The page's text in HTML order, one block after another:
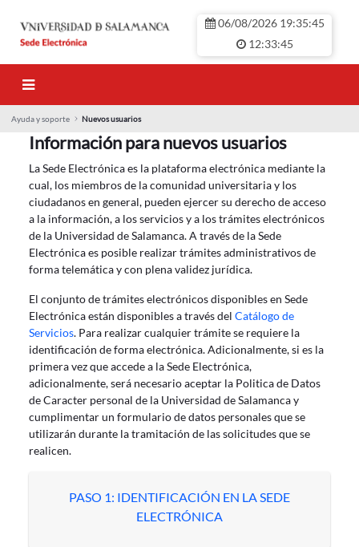
06/08/2026 19:35:45
12:33:45
Ayuda y soporte Nuevos usuarios
Nuevos usuarios
Información para nuevos usuarios
La Sede Electrónica es la plataforma electrónica mediante la
cual, los miembros de la comunidad universitaria y los
ciudadanos en general, pueden ejercer su derecho de acceso
a la información, a los servicios y a los trámites electrónicos
de la Universidad de Salamanca. A través de la Sede
Electrónica es posible realizar trámites administrativos de
forma telemática y con plena validez jurídica.
El conjunto de trámites electrónicos disponibles en Sede
Electrónica están disponibles a través del Catálogo de
Servicios. Para realizar cualquier trámite se requiere la
identificación de forma electrónica. Adicionalmente, si es la
primera vez que accede a la Sede Electrónica,
adicionalmente, será necesario aceptar la Politica de Datos
de Caracter personal de la Universidad de Salamanca y
cumplimentar un formulario de datos personales que se
utilizarán durante la tramitación de las solicitudes que se
realicen.
PASO 1: IDENTIFICACIÓN EN LA SEDE
ELECTRÓNICA